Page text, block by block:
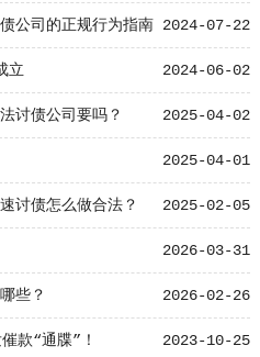
2024-07-22
公司的正规行为指南
2024-06-02
立
2025-04-02
讨债公司要吗？
2025-04-01
2025-02-05
讨债怎么做合法？
2026-03-31
2026-02-26
些？
2023-10-25
款“通牒”！